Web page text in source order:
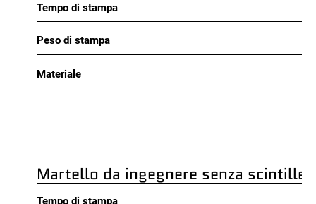
Tempo di stampa
Peso di stampa
Materiale
Martello da ingegnere senza scintille
Tempo di stampa